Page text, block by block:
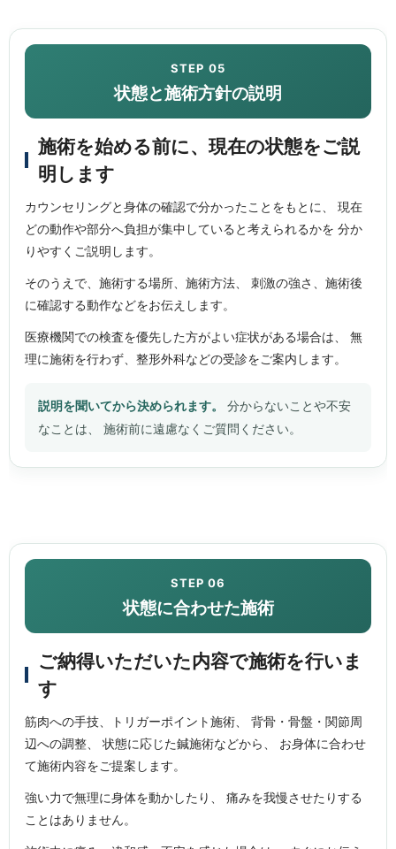
STEP 05
状態と施術方針の説明
施術を始める前に、現在の状態をご説
明します
カウンセリングと身体の確認で分かったことをもとに、 現在
どの動作や部分へ負担が集中していると考えられるかを 分か
りやすくご説明します。
そのうえで、施術する場所、施術方法、 刺激の強さ、施術後
に確認する動作などをお伝えします。
医療機関での検査を優先した方がよい症状がある場合は、 無
理に施術を行わず、整形外科などの受診をご案内します。
説明を聞いてから決められます。
分からないことや不安
なことは、 施術前に遠慮なくご質問ください。
STEP 06
状態に合わせた施術
ご納得いただいた内容で施術を行いま
す
筋肉への手技、トリガーポイント施術、 背骨・骨盤・関節周
辺への調整、 状態に応じた鍼施術などから、 お身体に合わせ
て施術内容をご提案します。
強い力で無理に身体を動かしたり、 痛みを我慢させたりする
ことはありません。